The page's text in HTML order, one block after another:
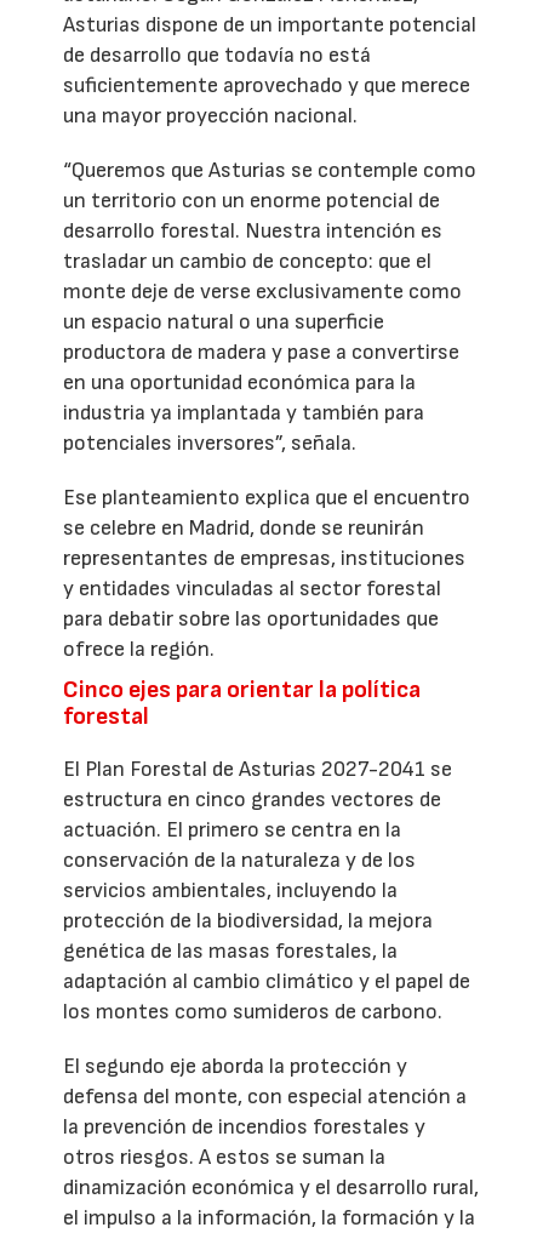
Asturias dispone de un importante potencial
de desarrollo que todavía no está
suficientemente aprovechado y que merece
una mayor proyección nacional.
“Queremos que Asturias se contemple como
un territorio con un enorme potencial de
desarrollo forestal. Nuestra intención es
trasladar un cambio de concepto: que el
monte deje de verse exclusivamente como
un espacio natural o una superficie
productora de madera y pase a convertirse
en una oportunidad económica para la
industria ya implantada y también para
potenciales inversores”, señala.
Ese planteamiento explica que el encuentro
se celebre en Madrid, donde se reunirán
representantes de empresas, instituciones
y entidades vinculadas al sector forestal
para debatir sobre las oportunidades que
ofrece la región.
Cinco ejes para orientar la política
forestal
El Plan Forestal de Asturias 2027-2041 se
estructura en cinco grandes vectores de
actuación. El primero se centra en la
conservación de la naturaleza y de los
servicios ambientales, incluyendo la
protección de la biodiversidad, la mejora
genética de las masas forestales, la
adaptación al cambio climático y el papel de
los montes como sumideros de carbono.
El segundo eje aborda la protección y
defensa del monte, con especial atención a
la prevención de incendios forestales y
otros riesgos. A estos se suman la
dinamización económica y el desarrollo rural,
el impulso a la información, la formación y la